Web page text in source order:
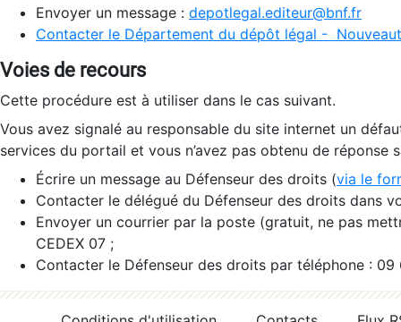
Envoyer un message : depotlegal.editeur@bnf.fr
Contacter le Département du dépôt légal -
Voies de recours
Cette procédure est à utiliser dans le cas suivant.
Vous avez signalé au responsable du site internet un
services du portail et vous n’avez pas obtenu de réponse
Écrire un message au Défenseur des droits (via le
Contacter le délégué du Défenseur des droits dans
Envoyer un courrier par la poste (gratuit, ne pas
CEDEX 07 ;
Contacter le Défenseur des droits par téléphone :